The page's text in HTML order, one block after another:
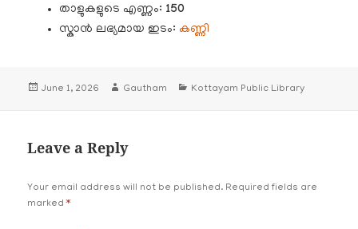
താളുകളുടെ എണ്ണം: 150
സ്കാൻ ലഭ്യമായ ഇടം: കണ്ണി
Posted
June 1, 2026 Author
Gautham Categories
Kottayam Public Library
Leave a Reply
Your email address will not be published. Required fields are
marked*